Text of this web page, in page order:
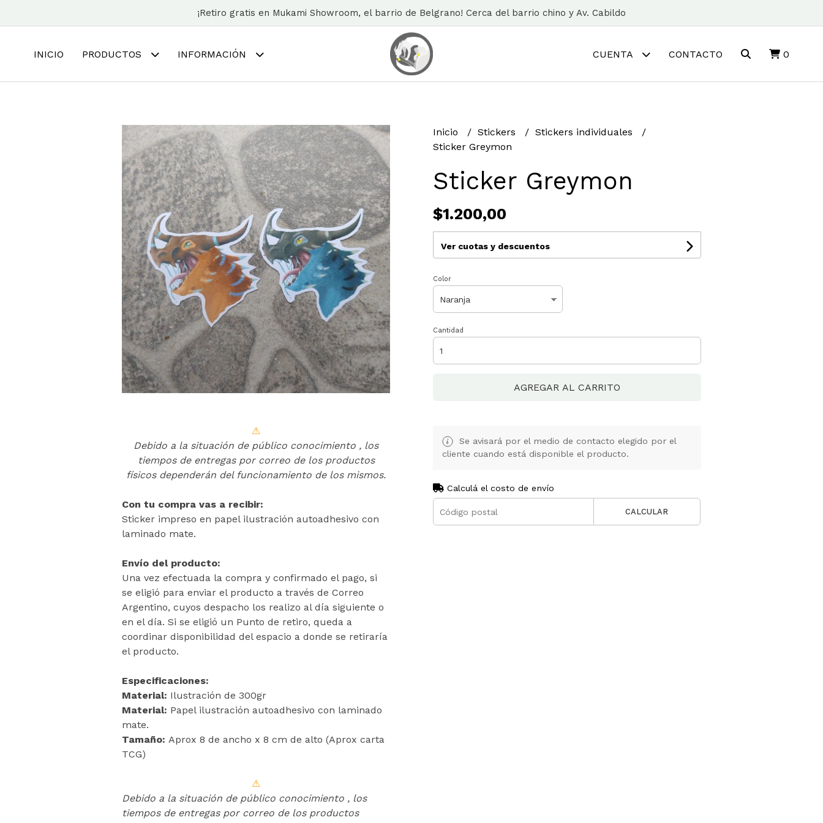
¡Retiro gratis en Mukami Showroom, el barrio de Belgrano! Cerca del barrio chino y Av. Cabildo
INICIO PRODUCTOS INFORMACIÓN CUENTA CONTACTO 0
⚠
Debido a la situación de público conocimiento , los
tiempos de entregas por correo de los productos
físicos dependerán del funcionamiento de los mismos.
Con tu compra vas a recibir:
Sticker impreso en papel ilustración autoadhesivo con
laminado mate.
Envío del producto:
Una vez efectuada la compra y confirmado el pago, si
se eligió para enviar el producto a través de Correo
Argentino, cuyos despacho los realizo al día siguiente o
en el día. Si se eligió un Punto de retiro, queda a
coordinar disponibilidad del espacio a donde se retiraría
el producto.
Especificaciones:
Material: Ilustración de 300gr
Material: Papel ilustración autoadhesivo con laminado
mate.
Tamaño: Aprox 8 de ancho x 8 cm de alto (Aprox carta
TCG)
⚠
Debido a la situación de público conocimiento , los
tiempos de entregas por correo de los productos
Inicio Stickers
Stickers individuales
Sticker Greymon
Sticker Greymon
$1.200,00
Ver cuotas y descuentos
Color
Cantidad
AGREGAR AL CARRITO
Se avisará por el medio de contacto elegido por el
cliente cuando está disponible el producto.
Calculá el costo de envío
CALCULAR